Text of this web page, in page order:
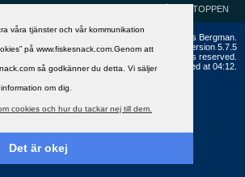
våra tjänster och vår kommunikation
på www.fiskesnack.com.Genom att
så godkänner du detta. Vi säljer
om dig.
cookies och hur du tackar nej till dem.
Det är okej
GÅ TILL TOPPEN
2021, FiskeSnack.com. Grundad 2002 av Anders Bergman.
Powered byvBulletin®
Version 5.7.5
© 2026 MH Sub I, LLC dba vBulletin. All rights reserved.
All times are GMT+1. This page was generated at 04:12.